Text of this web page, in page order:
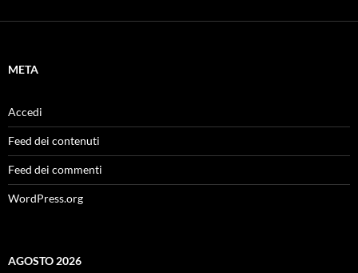
META
Accedi
Feed dei contenuti
Feed dei commenti
WordPress.org
AGOSTO 2026